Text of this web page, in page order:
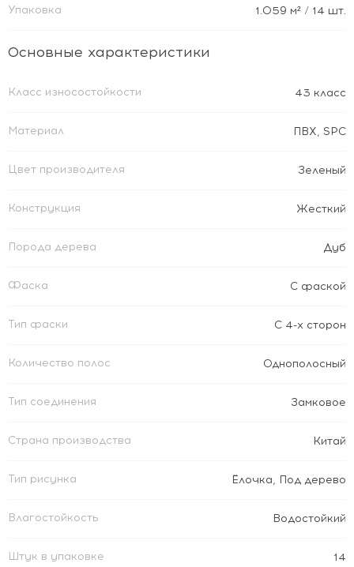
Упаковка 1.059 м² / 14 шт.
Основные характеристики
Класс износостойкости 43 класс
Материал ПВХ, SPC
Цвет производителя Зеленый
Конструкция Жесткий
Порода дерева Дуб
Фаска С фаской
Тип фаски С 4-х сторон
Количество полос Однополосный
Тип соединения Замковое
Страна производства Китай
Тип рисунка Ёлочка, Под дерево
Влагостойкость Водостойкий
Штук в упаковке 14